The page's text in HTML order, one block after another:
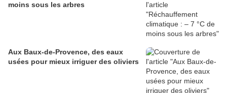
moins sous les arbres
Aux Baux-de-Provence, des eaux
usées pour mieux irriguer des oliviers